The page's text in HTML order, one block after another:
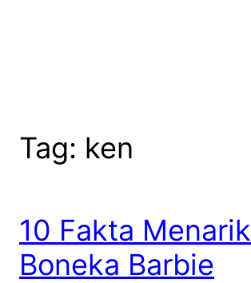
Tag: ken
10 Fakta Menarik
Boneka Barbie